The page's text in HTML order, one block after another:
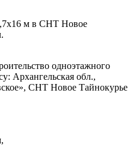
м в СНТ Новое
одноэтажного
Архангельская обл.,
СНТ Новое Тайнокурье